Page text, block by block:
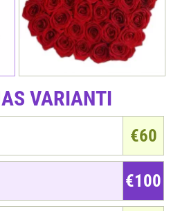
VARIANTI
€60
€100